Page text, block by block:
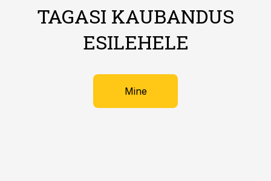
TAGASI KAUBANDUS
ESILEHELE
Mine